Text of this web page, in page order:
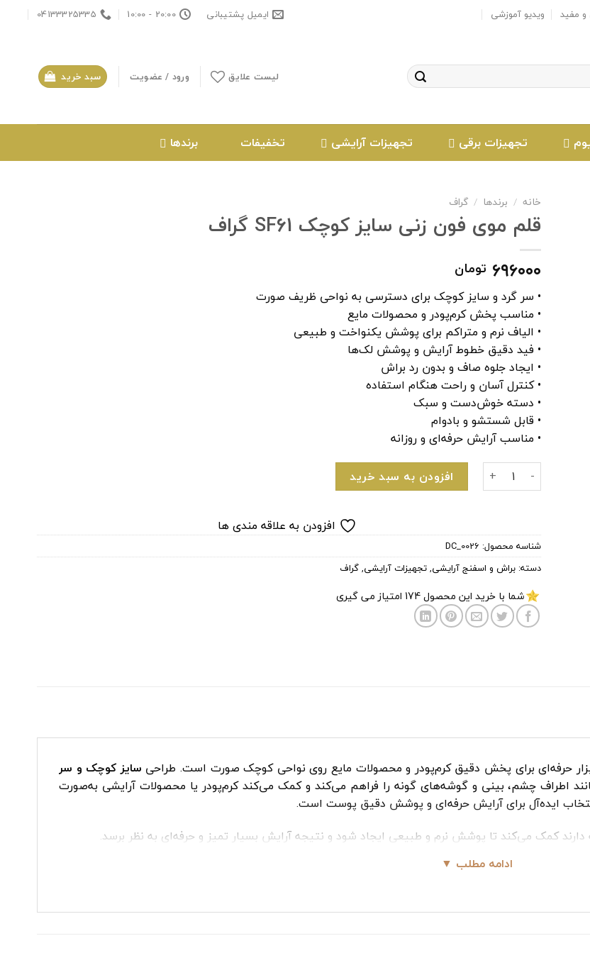
و مفید ویدیو آموزشی ایمیل پشتیبانی 20:00 - 10:00
04133325335
لیست علایق ورود / عضویت سبد خرید
تجهیزات برقی تجهیزات آرایشی تخفیفات برندها
خانه / برندها / گراف
قلم موی فون زنی سایز کوچک SF61 گراف
۶۹۶۰۰۰ تومان
• سر گرد و سایز کوچک برای دسترسی به نواحی ظریف صورت
• مناسب پخش کرم‌پودر و محصولات مایع
• الیاف نرم و متراکم برای پوشش یکنواخت و طبیعی
• فید دقیق خطوط آرایش و پوشش لک‌ها
• ایجاد جلوه صاف و بدون رد براش
• کنترل آسان و راحت هنگام استفاده
• دسته خوش‌دست و سبک
• قابل شستشو و بادوام
• مناسب آرایش حرفه‌ای و روزانه
قلم موی فون زنی سایز کوچک SF61 گراف عددافزودن به سبد خرید
افزودن به علاقه مندی ها
شناسه محصول: DC_0026
دسته:براش و اسفنج آرایشی,تجهیزات آرایشی,گراف
شما با خرید این محصول174 امتیاز می گیری
حرفه‌ای برای پخش دقیق کرم‌پودر و محصولات مایع روی نواحی کوچک صورت است. طراحی سایز کوچک و سر
اطراف چشم، بینی و گوشه‌های گونه را فراهم می‌کند و کمک می‌کند کرم‌پودر یا محصولات آرایشی به‌صورت
کمک می‌کند تا پوشش نرم و طبیعی ایجاد شود و نتیجه آرایش بسیار تمیز و حرفه‌ای به نظر برسد.
ادامه مطلب ▼